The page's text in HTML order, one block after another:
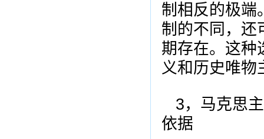
制相反的极端
制的不同，还
期存在。这种
义和历史唯物
3，马克思
依据